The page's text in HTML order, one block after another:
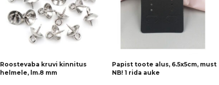
Roostevaba kruvi kinnitus
helmele, lm.8 mm
Papist toote alus, 6.5x5cm, must
NB! 1 rida auke